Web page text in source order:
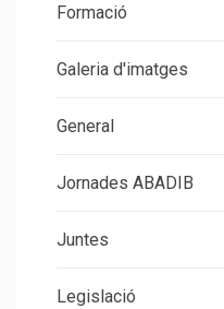
Formació
Galeria d'imatges
General
Jornades ABADIB
Juntes
Legislació